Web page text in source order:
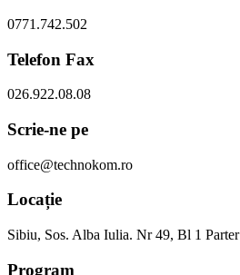
0771.742.502
Telefon Fax
026.922.08.08
Scrie-ne pe
office@technokom.ro
Locație
Sibiu, Sos. Alba Iulia. Nr 49, Bl 1 Parter
Program